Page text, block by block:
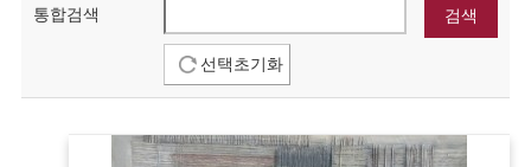
통합검색
선택초기화